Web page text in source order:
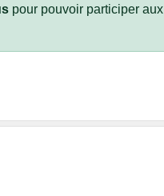
pour pouvoir participer aux